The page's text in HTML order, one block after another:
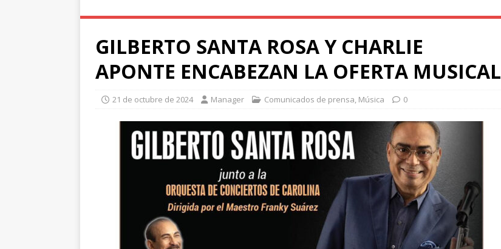
GILBERTO SANTA ROSA Y CHARLIE
APONTE ENCABEZAN LA OFERTA MUSICAL
21 de octubre de 2024 Manager Comunicados de prensa, Música 0